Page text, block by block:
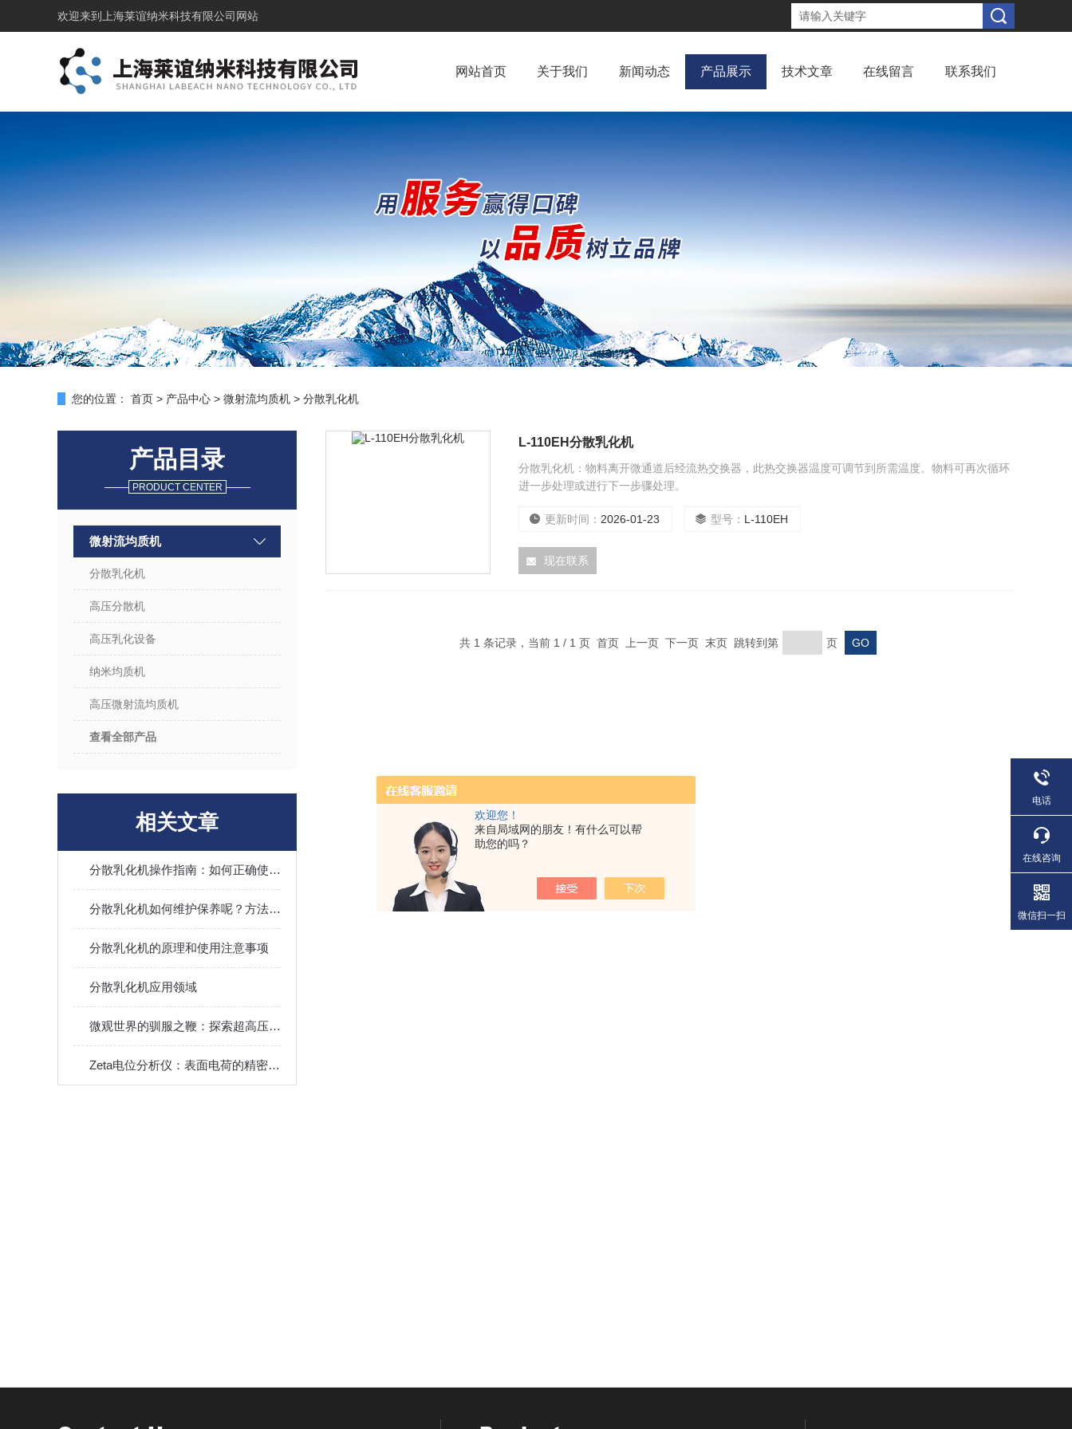
欢迎您！
来自局域网的朋友！有什么可以帮
助您的吗？
欢迎来到 上海莱谊纳米科技有限公司网站
网站首页 关于我们 新闻动态 产品展示 技术文章 在线留言 联系我们
您的位置： 首页 > 产品中心 > 微射流均质机 > 分散乳化机
产品目录
PRODUCT CENTER
微射流均质机
分散乳化机
高压分散机
高压乳化设备
纳米均质机
高压微射流均质机
查看全部产品
相关文章
分散乳化机操作指南：如何正确使用与保养
分散乳化机如何维护保养呢？方法看这里
分散乳化机的原理和使用注意事项
分散乳化机应用领域
微观世界的驯服之鞭：探索超高压微射流设备的秘密
Zeta电位分析仪：表面电荷的精密“解码器”
L-110EH分散乳化机
分散乳化机：物料离开微通道后经流热交换器，此热交换器温度可调节到所需温度。物料可再次循环
进一步处理或进行下一步骤处理。
更新时间： 2026-01-23 型号： L-110EH
现在联系
共 1 条记录，当前 1 / 1 页 首页 上一页 下一页 末页 跳转到第 页
电话
在线咨询
微信扫一扫